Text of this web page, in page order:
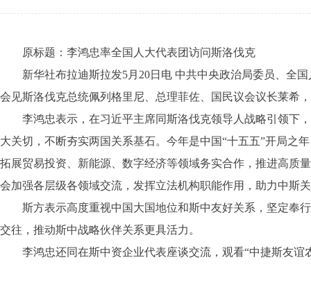
原标题：李鸿忠率全国人大代表团访问斯洛伐克
新华社布拉迪斯拉发5月20日电 中共中央政治局委员、全国
会见斯洛伐克总统佩列格里尼、总理菲佐、国民议会议长莱希
李鸿忠表示，在习近平主席同斯洛伐克领导人战略引领下，
大关切，不断夯实两国关系基石。今年是中国“十五五”开局之
拓展贸易投资、新能源、数字经济等领域务实合作，推进高质
会加强各层级各领域交流，发挥立法机构职能作用，助力中斯
斯方表示高度重视中国大国地位和斯中友好关系，坚定奉行
交往，推动斯中战略伙伴关系更具活力。
李鸿忠还同在斯中资企业代表座谈交流，观看“中捷斯友谊